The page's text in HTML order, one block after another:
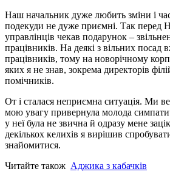
Наш начальник дуже любить зміни і
подекуди не дуже приємні. Так перед
управлінців чекав подарунок –
працівників. На деякі з вільних посад
працівників, тому на новорічному
яких я не знав, зокрема директорів
помічників.
От і сталася неприємна ситуація. Ми
мою увагу привернула молода
у неї була не звична й одразу мене
декількох келихів я вирішив
знайомитися.
Читайте також Aджика з кабачків